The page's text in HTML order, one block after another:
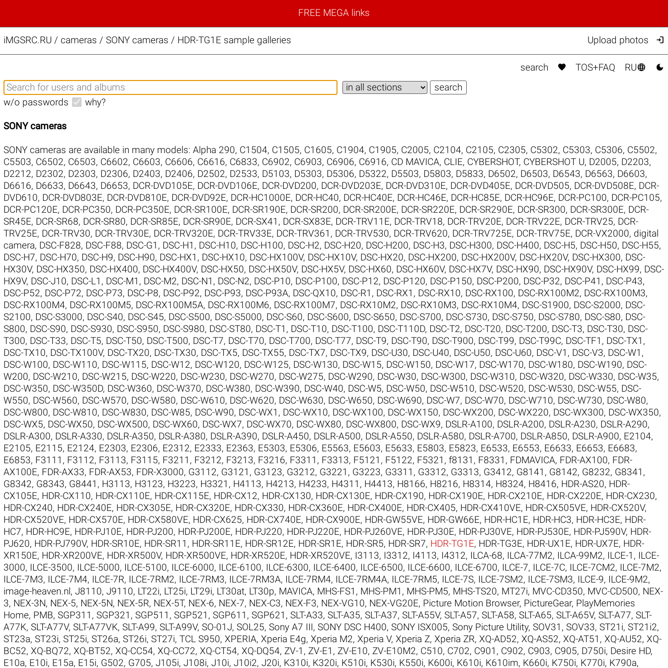
FREE MEGA links
iMGSRC.RU / cameras / SONY cameras / HDR-TG1E sample galleries Upload photos 
search  TOS+FAQ RU 
w/o passwords why?
SONY cameras
SONY cameras are available in many models: Alpha 290, C1504, C1505, C1605, C1904, C1905, C2005, C2104, C2105, C2305, C5302, C5303, C5306, C5502,
C5503, C6502, C6503, C6602, C6603, C6606, C6616, C6833, C6902, C6903, C6906, C6916, CD MAVICA, CLIE, CYBERSHOT, CYBERSHOT U, D2005, D2203,
D2212, D2302, D2303, D2306, D2403, D2406, D2502, D2533, D5103, D5303, D5306, D5322, D5503, D5803, D5833, D6502, D6503, D6543, D6563, D6603,
D6616, D6633, D6643, D6653, DCR-DVD105E, DCR-DVD106E, DCR-DVD200, DCR-DVD203E, DCR-DVD310E, DCR-DVD405E, DCR-DVD505, DCR-DVD508E, DCR-
DVD610, DCR-DVD803E, DCR-DVD810E, DCR-DVD92E, DCR-HC1000E, DCR-HC40, DCR-HC40E, DCR-HC46E, DCR-HC85E, DCR-HC96E, DCR-PC100, DCR-PC105,
DCR-PC120E, DCR-PC350, DCR-PC350E, DCR-SR100E, DCR-SR190E, DCR-SR200, DCR-SR200E, DCR-SR220E, DCR-SR290E, DCR-SR300, DCR-SR300E, DCR-
SR45E, DCR-SR68, DCR-SR80, DCR-SR85E, DCR-SR90E, DCR-SX41 , DCR-SX83E, DCR-TRV11E, DCR-TRV18, DCR-TRV20E, DCR-TRV22E, DCR-TRV25, DCR-
TRV25E, DCR-TRV30, DCR-TRV30E, DCR-TRV320E, DCR-TRV33E, DCR-TRV361 , DCR-TRV530, DCR-TRV620, DCR-TRV725E, DCR-TRV75E, DCR-VX2000, digital
camera, DSC-F828, DSC-F88, DSC-G1 , DSC-H1 , DSC-H10, DSC-H100, DSC-H2, DSC-H20, DSC-H200, DSC-H3, DSC-H300, DSC-H400, DSC-H5, DSC-H50, DSC-H55,
DSC-H7, DSC-H70, DSC-H9, DSC-H90, DSC-HX1 , DSC-HX10, DSC-HX100V, DSC-HX10V, DSC-HX20, DSC-HX200, DSC-HX200V, DSC-HX20V, DSC-HX300, DSC-
HX30V, DSC-HX350, DSC-HX400, DSC-HX400V, DSC-HX50, DSC-HX50V, DSC-HX5V, DSC-HX60, DSC-HX60V, DSC-HX7V, DSC-HX90, DSC-HX90V, DSC-HX99, DSC-
HX9V, DSC-J10, DSC-L1 , DSC-M1 , DSC-M2, DSC-N1 , DSC-N2, DSC-P10, DSC-P100, DSC-P12, DSC-P120, DSC-P150, DSC-P200, DSC-P32, DSC-P41 , DSC-P43,
DSC-P52, DSC-P72, DSC-P73, DSC-P8, DSC-P92, DSC-P93, DSC-P93A, DSC-QX10, DSC-R1 , DSC-RX1 , DSC-RX10, DSC-RX100, DSC-RX100M2, DSC-RX100M3,
DSC-RX100M4, DSC-RX100M5, DSC-RX100M5A, DSC-RX100M6, DSC-RX100M7, DSC-RX10M2, DSC-RX10M3, DSC-RX10M4, DSC-S1900, DSC-S2000, DSC-
S2100, DSC-S3000, DSC-S40, DSC-S45, DSC-S500, DSC-S5000, DSC-S60, DSC-S600, DSC-S650, DSC-S700, DSC-S730, DSC-S750, DSC-S780, DSC-S80, DSC-
S800, DSC-S90, DSC-S930, DSC-S950, DSC-S980, DSC-ST80, DSC-T1 , DSC-T10, DSC-T100, DSC-T110D, DSC-T2, DSC-T20, DSC-T200, DSC-T3, DSC-T30, DSC-
T300, DSC-T33, DSC-T5, DSC-T50, DSC-T500, DSC-T7, DSC-T70, DSC-T700, DSC-T77, DSC-T9, DSC-T90, DSC-T900, DSC-T99, DSC-T99C, DSC-TF1 , DSC-TX1 ,
DSC-TX10, DSC-TX100V, DSC-TX20, DSC-TX30, DSC-TX5, DSC-TX55, DSC-TX7, DSC-TX9, DSC-U30, DSC-U40, DSC-U50, DSC-U60, DSC-V1 , DSC-V3, DSC-W1 ,
DSC-W100, DSC-W110, DSC-W115, DSC-W12, DSC-W120, DSC-W125, DSC-W130, DSC-W15, DSC-W150, DSC-W17, DSC-W170, DSC-W180, DSC-W190, DSC-
W200, DSC-W210, DSC-W215, DSC-W220, DSC-W230, DSC-W270, DSC-W275, DSC-W290, DSC-W30, DSC-W300, DSC-W310, DSC-W320, DSC-W330, DSC-W35,
DSC-W350, DSC-W350D, DSC-W360, DSC-W370, DSC-W380, DSC-W390, DSC-W40, DSC-W5, DSC-W50, DSC-W510, DSC-W520, DSC-W530, DSC-W55, DSC-
W550, DSC-W560, DSC-W570, DSC-W580, DSC-W610, DSC-W620, DSC-W630, DSC-W650, DSC-W690, DSC-W7, DSC-W70, DSC-W710, DSC-W730, DSC-W80,
DSC-W800, DSC-W810, DSC-W830, DSC-W85, DSC-W90, DSC-WX1 , DSC-WX10, DSC-WX100, DSC-WX150, DSC-WX200, DSC-WX220, DSC-WX300, DSC-WX350,
DSC-WX5, DSC-WX50, DSC-WX500, DSC-WX60, DSC-WX7, DSC-WX70, DSC-WX80, DSC-WX800, DSC-WX9, DSLR-A100, DSLR-A200, DSLR-A230, DSLR-A290,
DSLR-A300, DSLR-A330, DSLR-A350, DSLR-A380, DSLR-A390, DSLR-A450, DSLR-A500, DSLR-A550, DSLR-A580, DSLR-A700, DSLR-A850, DSLR-A900, E2104,
E2105, E2115, E2124, E2303, E2306, E2312, E2333, E2363, E5303, E5306, E5563, E5603, E5633, E5803, E5823, E6533, E6553, E6633, E6653, E6683,
E6853, F3111 , F3112, F3113, F3115, F3211 , F3212, F3213, F3216, F3311 , F3313, F5121 , F5122, F5321 , f8131 , F8331 , FDMAVICA, FDR-AX100, FDR-
AX100E, FDR-AX33, FDR-AX53, FDR-X3000, G3112, G3121 , G3123, G3212, G3221 , G3223, G3311 , G3312, G3313, G3412, G8141 , G8142, G8232, G8341 ,
G8342, G8343, G8441 , H3113, H3123, H3223, H3321 , H4113, H4213, H4233, H4311 , H4413, H8166, H8216, H8314, H8324, H8416, HDR-AS20, HDR-
CX105E, HDR-CX110, HDR-CX110E, HDR-CX115E, HDR-CX12, HDR-CX130, HDR-CX130E, HDR-CX190, HDR-CX190E, HDR-CX210E, HDR-CX220E, HDR-CX230,
HDR-CX240, HDR-CX240E, HDR-CX305E, HDR-CX320E, HDR-CX330, HDR-CX360E, HDR-CX400E, HDR-CX405, HDR-CX410VE, HDR-CX505VE, HDR-CX520V,
HDR-CX520VE, HDR-CX570E, HDR-CX580VE, HDR-CX625, HDR-CX740E, HDR-CX900E, HDR-GW55VE, HDR-GW66E, HDR-HC1E, HDR-HC3, HDR-HC3E, HDR-
HC7, HDR-HC9E, HDR-PJ10E, HDR-PJ200, HDR-PJ200E, HDR-PJ220, HDR-PJ220E, HDR-PJ260VE, HDR-PJ30E, HDR-PJ30VE, HDR-PJ530E, HDR-PJ590V, HDR-
PJ620, HDR-PJ790V, HDR-SR10E, HDR-SR11 , HDR-SR11E, HDR-SR12E, HDR-SR1E, HDR-SR5, HDR-SR7, HDR-TG1E, HDR-TG3E, HDR-UX1E, HDR-UX7E, HDR-
XR150E, HDR-XR200VE, HDR-XR500V, HDR-XR500VE, HDR-XR520E, HDR-XR520VE, I3113, I3312, I4113, I4312, ILCA-68, ILCA-77M2, ILCA-99M2, ILCE-1 , ILCE-
3000, ILCE-3500, ILCE-5000, ILCE-5100, ILCE-6000, ILCE-6100, ILCE-6300, ILCE-6400, ILCE-6500, ILCE-6600, ILCE-6700, ILCE-7, ILCE-7C, ILCE-7CM2, ILCE-7M2,
ILCE-7M3, ILCE-7M4, ILCE-7R, ILCE-7RM2, ILCE-7RM3, ILCE-7RM3A, ILCE-7RM4, ILCE-7RM4A, ILCE-7RM5, ILCE-7S, ILCE-7SM2, ILCE-7SM3, ILCE-9, ILCE-9M2,
image-heaven.nl , J8110, J9110, LT22i, LT25i, LT29i, LT30at, LT30p, MAVICA, MHS-FS1 , MHS-PM1 , MHS-PM5, MHS-TS20, MT27i, MVC-CD350, MVC-CD500, NEX-
3, NEX-3N, NEX-5, NEX-5N, NEX-5R, NEX-5T, NEX-6, NEX-7, NEX-C3, NEX-F3, NEX-VG10, NEX-VG20E, Picture Motion Browser, PictureGear, PlayMemories
Home, PMB, SGP311 , SGP321 , SGP511 , SGP521 , SGP611 , SGP621 , SLT-A33, SLT-A35, SLT-A37, SLT-A55V, SLT-A57, SLT-A58, SLT-A65, SLT-A65V, SLT-A77, SLT-
A77K, SLT-A77V, SLT-A77VK, SLT-A99, SLT-A99V, SO-01J, SOL25, Sony A7 III, SONY DSC H400, SONY ISX005, Sony Picture Utility, SOV31 , SOV33, ST21i, ST21i2,
ST23a, ST23i, ST25i, ST26a, ST26i, ST27i, TCL S950, XPERIA, Xperia E4g, Xperia M2, Xperia V, Xperia Z, Xperia ZR, XQ-AD52, XQ-AS52, XQ-AT51 , XQ-AU52, XQ-
BC52, XQ-BQ72, XQ-BT52, XQ-CC54, XQ-CC72, XQ-CT54, XQ-DQ54, ZV-1 , ZV-E1 , ZV-E10, ZV-E10M2, C510, C702, C901 , C902, C903, C905, D750i, Desire HD,
E10a, E10i, E15a, E15i, G502, G705, J105i, J108i, J10i, J10i2, J20i, K310i, K320i, K510i, K530i, K550i, K600i, K610i, K610im, K660i, K750i, K770i, K790a,